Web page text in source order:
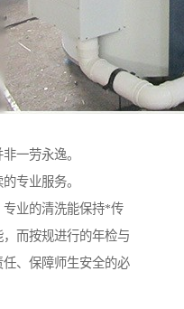
一劳永逸。
专业服务。
业的清洗能保持*传
而按规进行的年检与
、保障师生安全的必